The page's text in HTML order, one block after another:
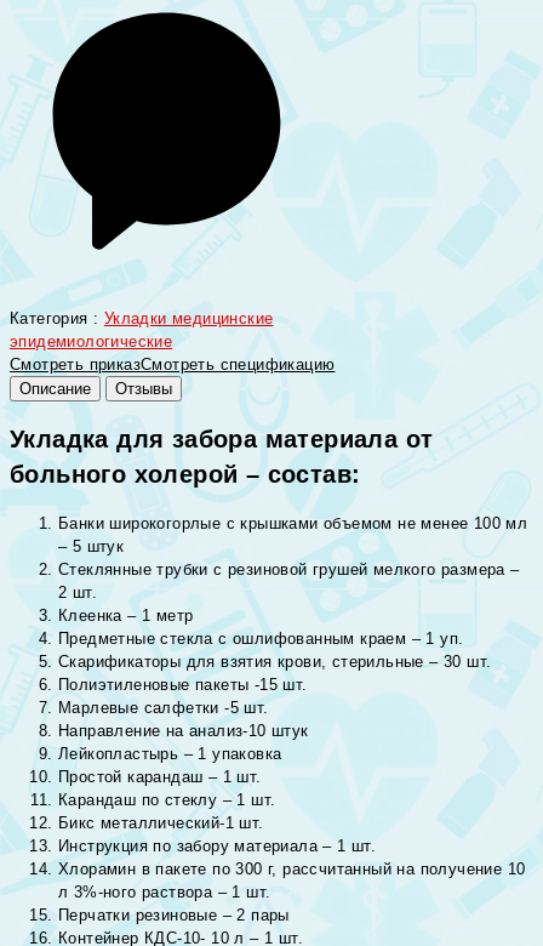
Категория : Укладки медицинские
эпидемиологические
Смотреть приказСмотреть спецификацию
Описание
Отзывы
Укладка для забора материала от
больного холерой – состав:
Банки широкогорлые с крышками объемом не менее 100 мл
– 5 штук
Стеклянные трубки с резиновой грушей мелкого размера –
2 шт.
Клеенка – 1 метр
Предметные стекла с ошлифованным краем – 1 уп.
Скарификаторы для взятия крови, стерильные – 30 шт.
Полиэтиленовые пакеты -15 шт.
Марлевые салфетки -5 шт.
Направление на анализ-10 штук
Лейкопластырь – 1 упаковка
Простой карандаш – 1 шт.
Карандаш по стеклу – 1 шт.
Бикс металлический-1 шт.
Инструкция по забору материала – 1 шт.
Хлорамин в пакете по 300 г, рассчитанный на получение 10
л 3%-ного раствора – 1 шт.
Перчатки резиновые – 2 пары
Контейнер КДС-10- 10 л – 1 шт.